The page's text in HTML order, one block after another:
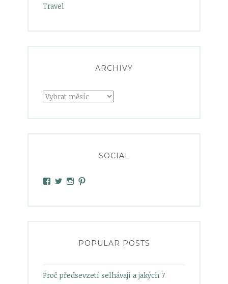
Travel
ARCHIVY
Archivy
SOCIAL
View
on
View
on
View
on on
POPULAR POSTS
Proč předsevzetí selhávají a jakých 7